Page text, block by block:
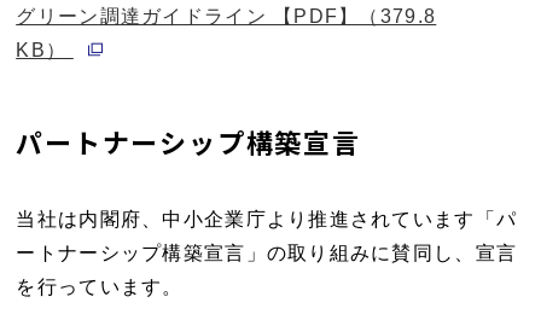
グリーン調達ガイドライン 【PDF】（379.8
KB）
別ウィンドウで開く
パートナーシップ構築宣言
当社は内閣府、中小企業庁より推進されています「パ
ートナーシップ構築宣言」の取り組みに賛同し、宣言
を行っています。